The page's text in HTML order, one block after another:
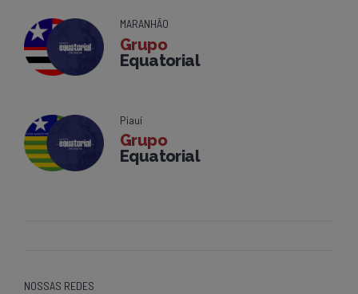
MARANHÃO
Grupo
Equatorial
Piauí
Grupo
Equatorial
NOSSAS REDES